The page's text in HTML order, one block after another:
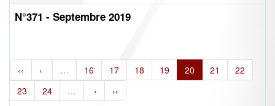
N°371 - Septembre 2019
‹‹ ‹ … 16 17 18 19 20 21
22
23
24 … › ››